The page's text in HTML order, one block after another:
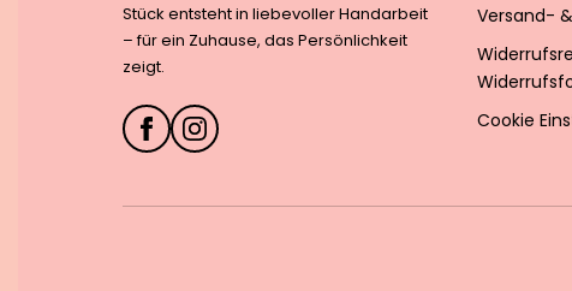
Stück entsteht in liebevoller Handarbeit
– für ein Zuhause, das Persönlichkeit
zeigt.
Versand-
Cookie